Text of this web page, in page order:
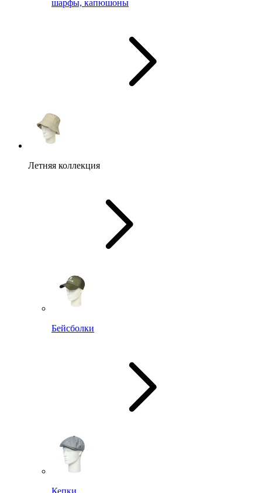
шарфы, капюшоны
Летняя коллекция
Бейсболки
Кепки